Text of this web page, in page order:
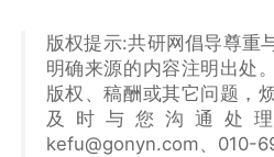
版权提示:共研网倡导尊重
明确来源的内容注明出处
版权、稿酬或其它问题，
及时与您沟通处
kefu@gonyn.com、010-